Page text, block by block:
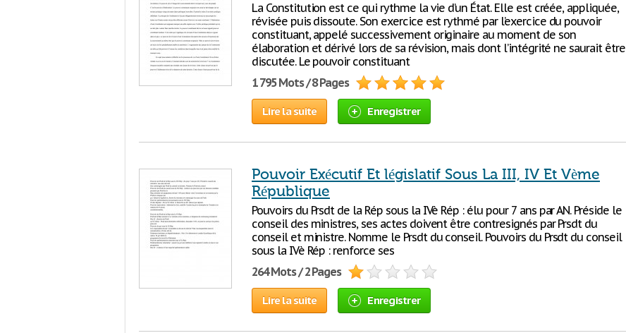
La Constitution est ce qui rythme la vie d’un État. Elle est créée, appliquée,
révisée puis dissoute. Son exercice est rythmé par l’exercice du pouvoir
constituant, appelé successivement originaire au moment de son
élaboration et dérivé lors de sa révision, mais dont l’intégrité ne saurait être
discutée. Le pouvoir constituant
1 795 Mots / 8 Pages
Lire la suite Enregistrer
Pouvoir Exécutif Et législatif Sous La III, IV Et Vème
République
Pouvoirs du Prsdt de la Rép sous la IVè Rép : élu pour 7 ans par AN. Préside le
conseil des ministres, ses actes doivent être contresignés par Prsdt du
conseil et ministre. Nomme le Prsdt du conseil. Pouvoirs du Prsdt du conseil
sous la IVè Rép : renforce ses
264 Mots / 2 Pages
Lire la suite Enregistrer